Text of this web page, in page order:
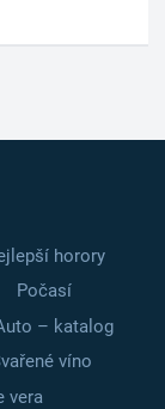
horory
Počasí
– katalog
víno
vera